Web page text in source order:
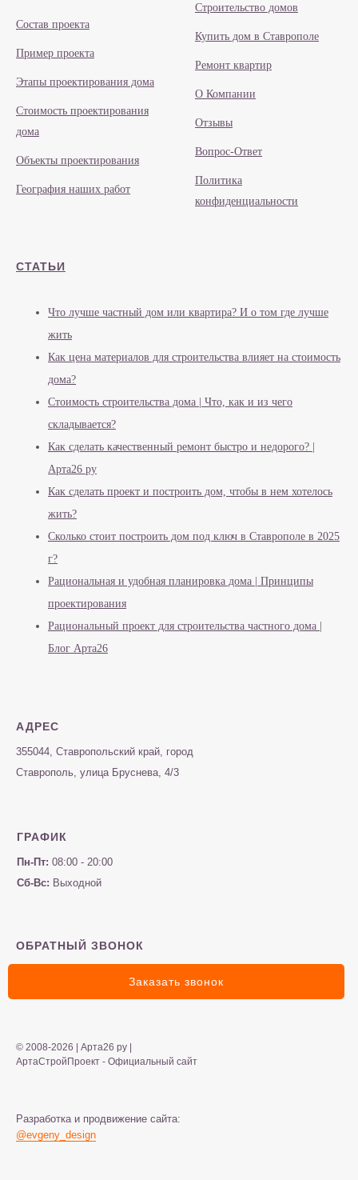
Состав проекта
Пример проекта
Этапы проектирования дома
Стоимость проектирования
дома
Объекты проектирования
География наших работ
Строительство домов
Купить дом в Ставрополе
Ремонт квартир
О Компании
Отзывы
Вопрос-Ответ
Политика
конфиденциальности
СТАТЬИ
Что лучше частный дом или квартира? И о том где лучше
жить
Как цена материалов для строительства влияет на стоимость
дома?
Стоимость строительства дома | Что, как и из чего
складывается?
Как сделать качественный ремонт быстро и недорого? |
Арта26 ру
Как сделать проект и построить дом, чтобы в нем хотелось
жить?
Сколько стоит построить дом под ключ в Ставрополе в 2025
г?
Рациональная и удобная планировка дома | Принципы
проектирования
Рациональный проект для строительства частного дома |
Блог Арта26
АДРЕС
355044, Ставропольский край, город
Ставрополь, улица Бруснева, 4/3
ГРАФИК
Пн-Пт: 08:00 - 20:00
Сб-Вс: Выходной
© 2008-2026 | Арта26 ру |
АртаСтройПроект - Официальный сайт
Разработка и продвижение сайта:
@evgeny_design
ОБРАТНЫЙ ЗВОНОК
Заказать звонок